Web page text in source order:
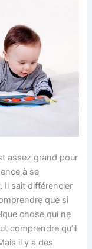
assez grand pour
à se
Il sait différencier
que si
chose qui ne
comprendre qu’il
il y a des